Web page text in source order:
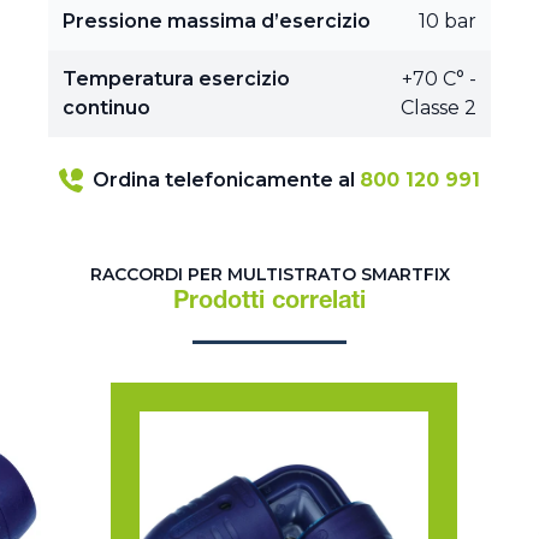
Pressione massima d’esercizio 10 bar
Temperatura esercizio
continuo
+70 C° -
Classe 2
Ordina telefonicamente al 800 120 991
RACCORDI PER MULTISTRATO SMARTFIX
Prodotti correlati